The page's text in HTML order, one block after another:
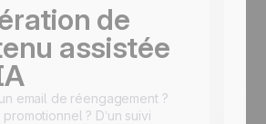
de
assistée
email de réengagement ?
promotionnel ? D’un suivi